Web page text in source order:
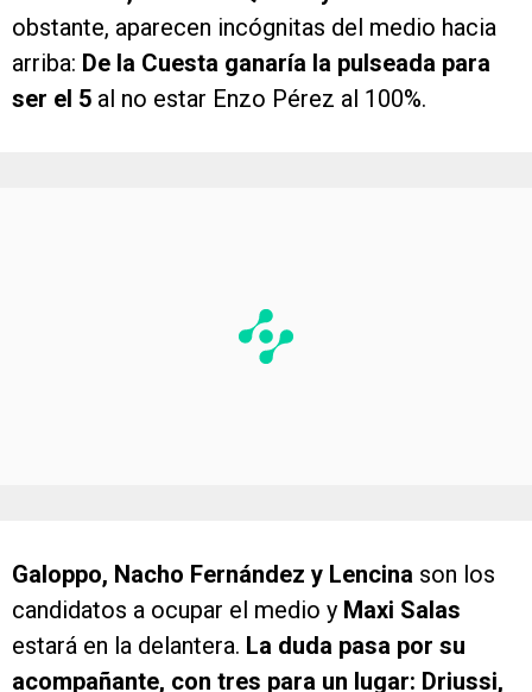
obstante, aparecen incógnitas del medio hacia
arriba: De la Cuesta ganaría la pulseada para
ser el 5 al no estar Enzo Pérez al 100%.
Galoppo, Nacho Fernández y Lencina son los
candidatos a ocupar el medio y Maxi Salas
estará en la delantera. La duda pasa por su
acompañante, con tres para un lugar: Driussi,